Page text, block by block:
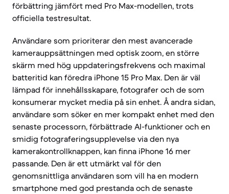
förbättring jämfört med Pro Max-modellen, trots
officiella testresultat.
Användare som prioriterar den mest avancerade
kamerauppsättningen med optisk zoom, en större
skärm med hög uppdateringsfrekvens och maximal
batteritid kan föredra iPhone 15 Pro Max. Den är väl
lämpad för innehållsskapare, fotografer och de som
konsumerar mycket media på sin enhet. Å andra sidan,
användare som söker en mer kompakt enhet med den
senaste processorn, förbättrade AI-funktioner och en
smidig fotograferingsupplevelse via den nya
kamerakontrollknappen, kan finna iPhone 16 mer
passande. Den är ett utmärkt val för den
genomsnittliga användaren som vill ha en modern
smartphone med god prestanda och de senaste